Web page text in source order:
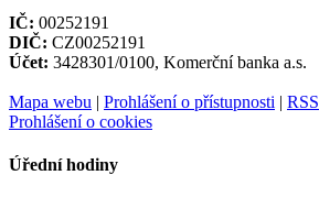
IČ: 00252191
DIČ: CZ00252191
Účet: 3428301/0100, Komerční banka a.s.
Mapa webu | Prohlášení o přístupnosti | RSS
Prohlášení o cookies
Úřední hodiny